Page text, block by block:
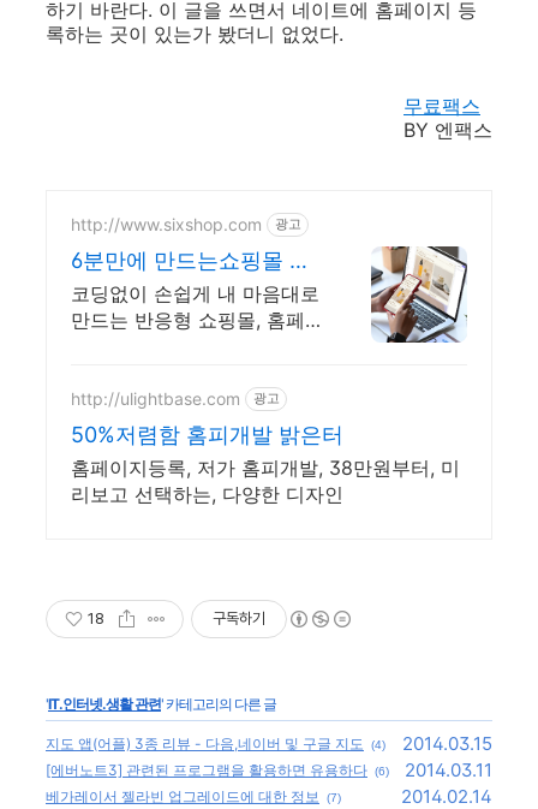
하기 바란다. 이 글을 쓰면서 네이트에 홈페이지 등
록하는 곳이 있는가 봤더니 없었다.
무료팩스
BY 엔팩스
http://www.sixshop.com 광고
6분만에 만드는쇼핑몰 식
스샵
코딩없이 손쉽게 내 마음대로
만드는 반응형 쇼핑몰, 홈페
http://ulightbase.com 광고
50%저렴함 홈피개발 밝은터
홈페이지등록, 저가 홈피개발, 38만원부터, 미
리보고 선택하는, 다양한 디자인
18 구독하기
'IT.인터넷.생활 관련' 카테고리의 다른 글
지도 앱(어플) 3종 리뷰 - 다음,네이버 및 구글 지도 (4) 2014.03.15
[에버노트3] 관련된 프로그램을 활용하면 유용하다 (6) 2014.03.11
베가레이서 젤라빈 업그레이드에 대한 정보 (7) 2014.02.14